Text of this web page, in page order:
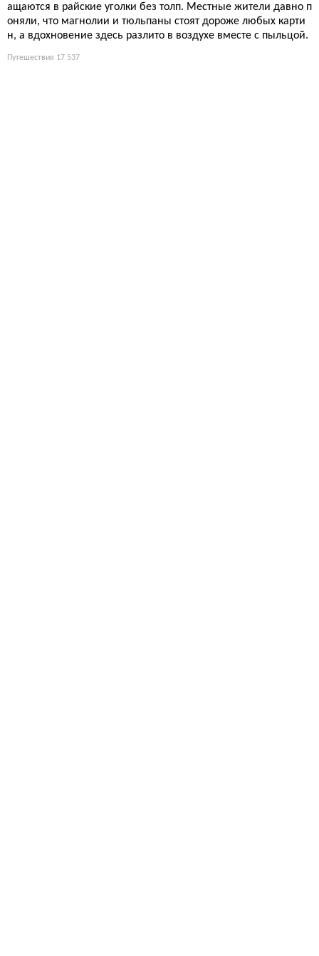
ащаются в райские уголки без толп. Местные жители давно п
оняли, что магнолии и тюльпаны стоят дороже любых карти
н, а вдохновение здесь разлито в воздухе вместе с пыльцой.
Путешествия 17 537